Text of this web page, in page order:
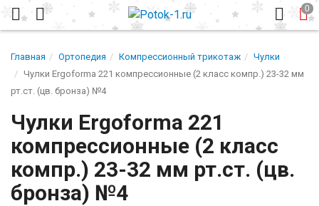
Главная Ортопедия Компрессионный трикотаж
Чулки
Чулки Ergoforma 221 компрессионные (2 класс компр.) 23-32 мм
рт.ст. (цв. бронза) №4
Чулки Ergoforma 221
компрессионные (2 класс
компр.) 23-32 мм рт.ст. (цв.
бронза) №4